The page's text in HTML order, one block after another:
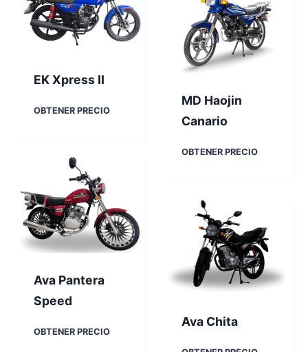
1
5
0
i
n
C
o
EK Xpress II
OBTENER PRECIOE
s
I
I
MD Haojin
Canario
OBTENER PRECIOM
n
C
a
n
Ava Pantera
Speed
OBTENER PRECIOA
Ava Chita